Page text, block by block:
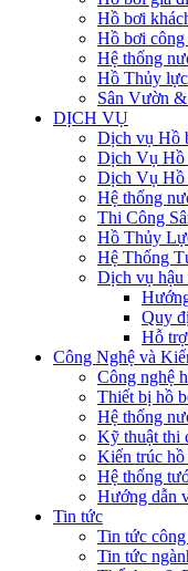
Hồ bơi
Hồ bơi
Hệ thống
Hồ Thủy
Sân Vườn
DỊCH VỤ
Dịch vụ Hồ
Dịch Vụ Hồ
Dịch Vụ Hồ
Hệ thống
Thi Công
Hồ Thủy
Hệ Thống
Dịch vụ hậu
Quy
Hỗ
Công Nghệ và
Công nghệ
Thiết bị hồ
Hệ thống
Kỹ thuật thi
Kiến trúc
Hệ thống
Hướng dẫn
Tin tức
Tin tức
Tin tức